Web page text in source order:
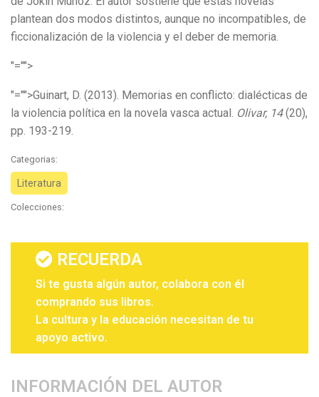
plantean dos modos distintos, aunque no incompatibles, de
ficcionalización de la violencia y el deber de memoria.
"="">
"="">Guinart, D. (2013). Memorias en conflicto: dialécticas de
la violencia política en la novela vasca actual. Olivar, 14(20),
pp. 193-219.
Categorias:
Literatura
Colecciones:
RECUERDA
Si te gusta algún autor, colabora con él
comprando sus libros.
La cultura y la educación necesitan de tu
apoyo activo.
INFORMACIÓN DEL AUTOR